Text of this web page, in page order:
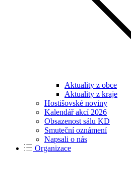
Aktuality z obce
Aktuality z kraje
Hostišovské noviny
Kalendář akcí 2026
Obsazenost sálu KD
Smuteční oznámení
Napsali o nás
Organizace